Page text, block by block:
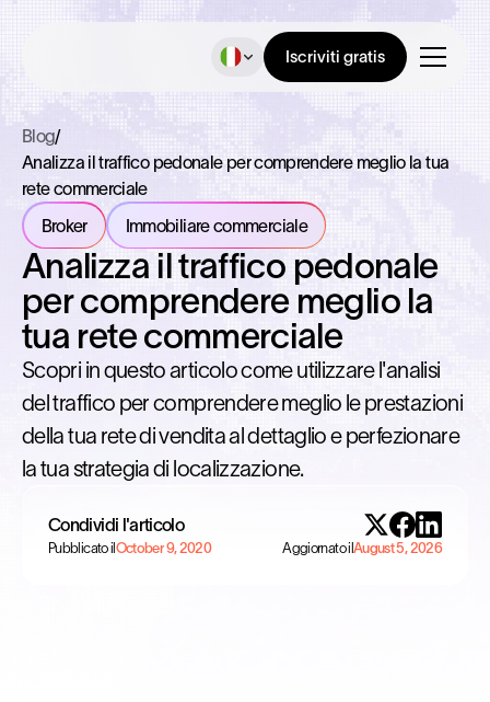
Iscriviti gratis
Blog/
Analizza il traffico pedonale per comprendere meglio la tua
rete commerciale
Broker
Immobiliare commerciale
Analizza il traffico pedonale
per comprendere meglio la
tua rete commerciale
Scopri in questo articolo come utilizzare l'analisi
del traffico per comprendere meglio le prestazioni
della tua rete di vendita al dettaglio e perfezionare
la tua strategia di localizzazione.
Condividi l'articolo
Pubblicato il October 9, 2020 Aggiornato il August 5, 2026